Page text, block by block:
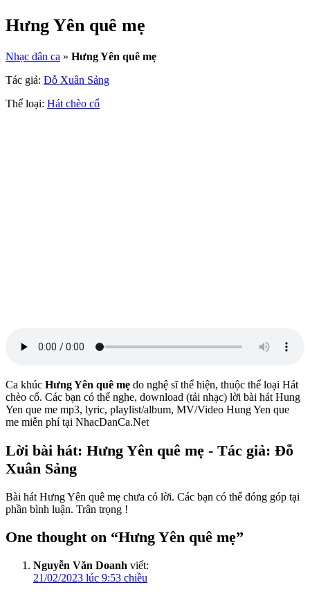
Hưng Yên quê mẹ
Nhạc dân ca » Hưng Yên quê mẹ
Tác giả: Đỗ Xuân Sảng
Thể loại: Hát chèo cổ
Ca khúc Hưng Yên quê mẹ do nghệ sĩthể hiện, thuộc thể loại Hát
chèo cổ. Các bạn có thể nghe, download (tải nhạc) lời bài hát Hung
Yen que me mp3, lyric, playlist/album, MV/Video Hung Yen que
me miễn phí tại NhacDanCa.Net
Lời bài hát: Hưng Yên quê mẹ - Tác giả: Đỗ
Xuân Sảng
Bài hát Hưng Yên quê mẹ chưa có lời. Các bạn có thể đóng góp tại
phần bình luận. Trân trọng !
One thought on “Hưng Yên quê mẹ”
Nguyễn Văn Doanh viết:
21/02/2023 lúc 9:53 chiều